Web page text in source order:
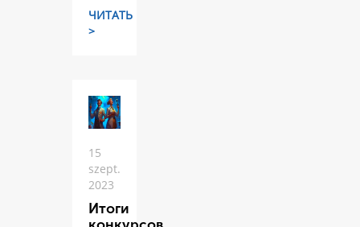
ЧИТАТЬ
>
15
szept.
2023
Итоги